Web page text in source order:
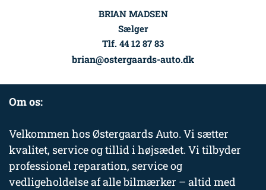
BRIAN MADSEN
Sælger
Tlf. 44 12 87 83
brian@ostergaards-auto.dk
Om os:
Velkommen hos Østergaards Auto. Vi sætter
kvalitet, service og tillid i højsædet. Vi tilbyder
professionel reparation, service og
vedligeholdelse af alle bilmærker – altid med